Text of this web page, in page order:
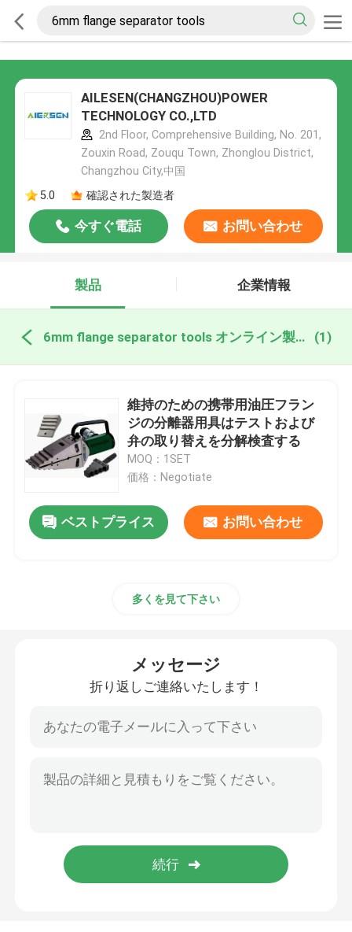
AILESEN(CHANGZHOU)POWER
TECHNOLOGY CO.,LTD
2nd Floor, Comprehensive Building, No. 201,
Zouxin Road, Zouqu Town, Zhonglou District,
Changzhou City,中国
5.0
確認された製造者
今すぐ電話 お問い合わせ
製品 企業情報
6mm flange separator tools オンライン製造 (1)
維持のための携帯用油圧フラン
ジの分離器用具はテストおよび
弁の取り替えを分解検査する
MOQ：1SET
価格：Negotiate
ベストプライス お問い合わせ
多くを見て下さい
メッセージ
折り返しご連絡いたします！